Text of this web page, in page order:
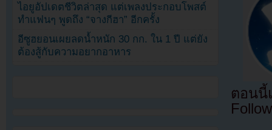
ตอนนี้
ไอยูอัปเดตชีวิตล่าสุด แต่เพลงประกอบโพสต์
ทำแฟนๆ พูดถึง “จางกีฮา” อีกครั้ง
อีซูฮยอนเผยลดน้ำหนัก 30 กก. ใน 1 ปี แต่ยัง
ต้องสู้กับความอยากอาหาร